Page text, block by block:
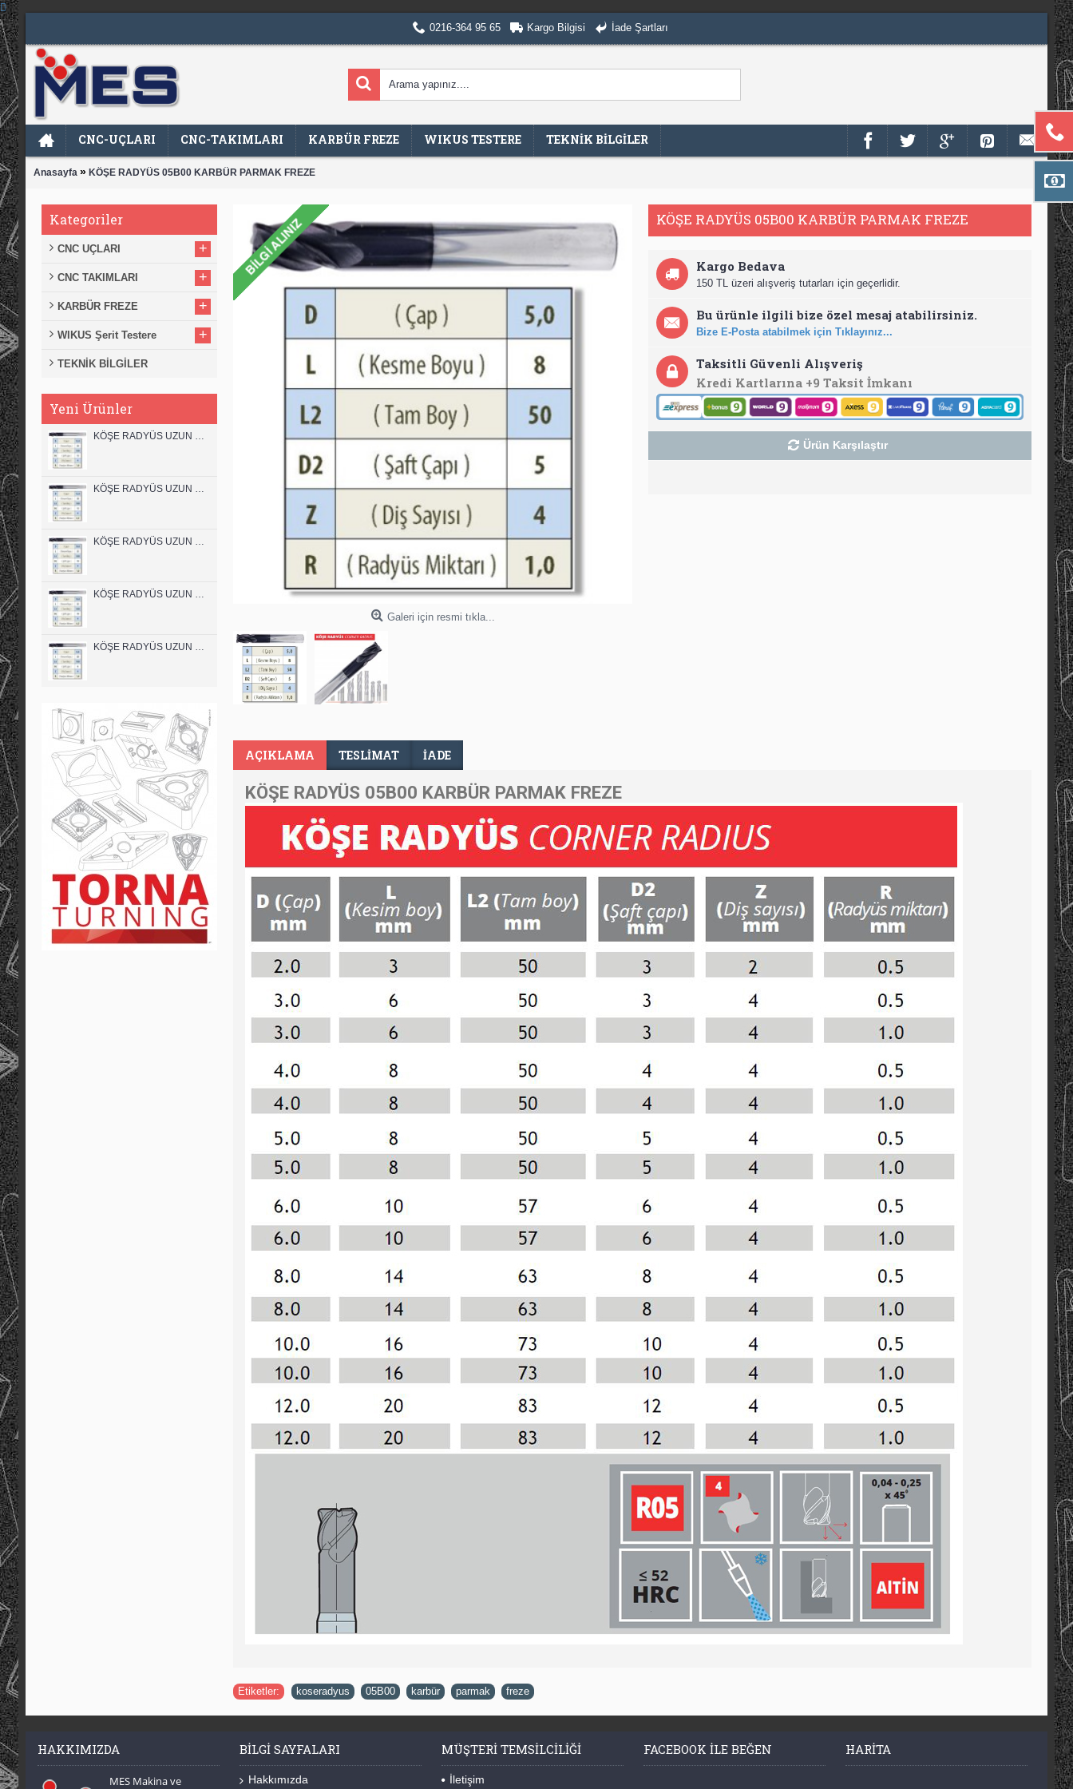
0216-364 95 65 Kargo Bilgisi İade Şartları
CNC-UÇLARI CNC-TAKIMLARI KARBÜR FREZE WIKUS TESTERE TEKNİK BİLGİLER
Anasayfa » KÖŞE RADYÜS 05B00 KARBÜR PARMAK FREZE
Kategoriler
CNC UÇLARI +
CNC TAKIMLARI +
KARBÜR FREZE +
WIKUS Şerit Testere +
TEKNİK BİLGİLER
Yeni Ürünler
Galeri için resmi tıkla...
KÖŞE RADYÜS 05B00 KARBÜR PARMAK FREZE
Kargo Bedava
150 TL üzeri alışveriş tutarları için geçerlidir.
Bu ürünle ilgili bize özel mesaj atabilirsiniz.
Bize E-Posta atabilmek için Tıklayınız...
Taksitli Güvenli Alışveriş
Kredi Kartlarına +9 Taksit İmkanı
Ürün Karşılaştır
AÇIKLAMA TESLIMAT İADE
KÖŞE RADYÜS 05B00 KARBÜR PARMAK FREZE
Etiketler: koseradyus 05B00 karbür parmak freze
HAKKIMIZDA
MES Makina ve
BILGI SAYFALARI
Hakkımızda
MÜŞTERI TEMSILCILIĞI
İletişim
FACEBOOK ILE BEĞEN HARITA